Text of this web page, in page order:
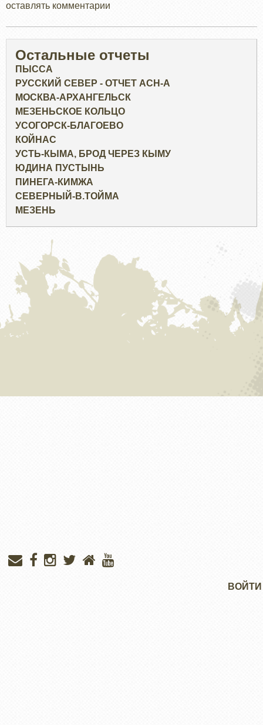
оставлять комментарии
Остальные отчеты
ПЫССА
РУССКИЙ СЕВЕР - ОТЧЕТ ACH-А
МОСКВА-АРХАНГЕЛЬСК
МЕЗЕНЬСКОЕ КОЛЬЦО
УСОГОРСК-БЛАГОЕВО
КОЙНАС
УСТЬ-КЫМА, БРОД ЧЕРЕЗ КЫМУ
ЮДИНА ПУСТЫНЬ
ПИНЕГА-КИМЖА
СЕВЕРНЫЙ-В.ТОЙМА
МЕЗЕНЬ
ВОЙТИ